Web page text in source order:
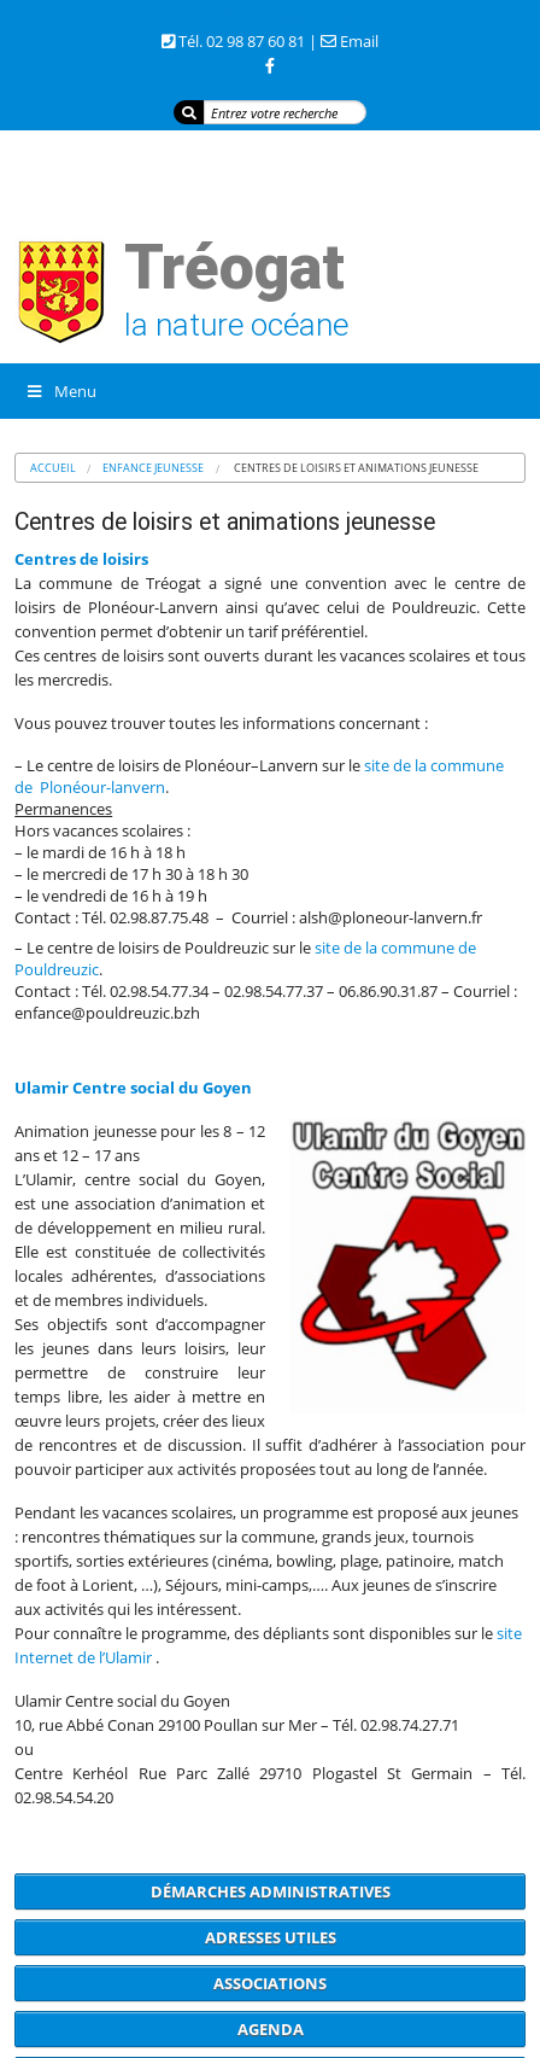
Tél. 02 98 87 60 81 |
Email
Tréogat
la nature océane
Menu
ACCUEIL ENFANCE JEUNESSE CENTRES DE LOISIRS ET ANIMATIONS JEUNESSE
Centres de loisirs et animations jeunesse
Centres de loisirs
La commune de Tréogat a signé une convention avec le centre de
loisirs de Plonéour-Lanvern ainsi qu’avec celui de Pouldreuzic. Cette
convention permet d’obtenir un tarif préférentiel.
Ces centres de loisirs sont ouverts durant les vacances scolaires et tous
les mercredis.
Vous pouvez trouver toutes les informations concernant :
– Le centre de loisirs de Plonéour–Lanvern sur lesite de la commune
de Plonéour-lanvern.
Permanences
Hors vacances scolaires :
– le mardi de 16 h à 18 h
– le mercredi de 17 h 30 à 18 h 30
– le vendredi de 16 h à 19 h
Contact : Tél. 02.98.87.75.48 – Courriel : alsh@ploneour-lanvern.fr
– Le centre de loisirs de Pouldreuzic sur lesite de la commune de
Pouldreuzic.
Contact : Tél. 02.98.54.77.34 – 02.98.54.77.37 – 06.86.90.31.87 – Courriel :
enfance@pouldreuzic.bzh
Ulamir Centre social du Goyen
Animation jeunesse pour les 8 – 12
ans et 12 – 17 ans
L’Ulamir, centre social du Goyen,
est une association d’animation et
de développement en milieu rural.
Elle est constituée de collectivités
locales adhérentes, d’associations
et de membres individuels.
Ses objectifs sont d’accompagner
les jeunes dans leurs loisirs, leur
permettre de construire leur
temps libre, les aider à mettre en
œuvre leurs projets, créer des lieux
de rencontres et de discussion. Il suffit d’adhérer à l’association pour
pouvoir participer aux activités proposées tout au long de l’année.
Pendant les vacances scolaires, un programme est proposé aux jeunes
: rencontres thématiques sur la commune, grands jeux, tournois
sportifs, sorties extérieures (cinéma, bowling, plage, patinoire, match
de foot à Lorient, …), Séjours, mini-camps,…. Aux jeunes de s’inscrire
aux activités qui les intéressent.
Pour connaître le programme, des dépliants sont disponibles sur lesite
Internet de l’Ulamir .
Ulamir Centre social du Goyen
10, rue Abbé Conan 29100 Poullan sur Mer – Tél. 02.98.74.27.71
ou
Centre Kerhéol Rue Parc Zallé 29710 Plogastel St Germain – Tél.
02.98.54.54.20
DÉMARCHES ADMINISTRATIVES
ADRESSES UTILES
ASSOCIATIONS
AGENDA